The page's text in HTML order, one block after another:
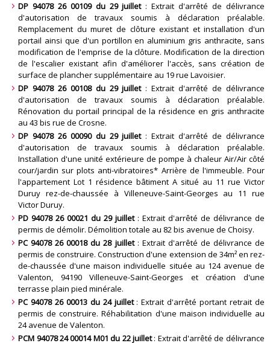
DP 94078 26 00109 du 29 juillet : Extrait d'arrêté de délivrance
d'autorisation de travaux soumis à déclaration préalable.
Remplacement du muret de clôture existant et installation d'un
portail ainsi que d'un portillon en aluminium gris anthracite, sans
modification de l'emprise de la clôture. Modification de la direction
de l'escalier existant afin d'améliorer l'accès, sans création de
surface de plancher supplémentaire au 19 rue Lavoisier.
DP 94078 26 00108 du 29 juillet : Extrait d'arrêté de délivrance
d'autorisation de travaux soumis à déclaration préalable.
Rénovation du portail principal de la résidence en gris anthracite
au 43 bis rue de Crosne.
DP 94078 26 00090 du 29 juillet : Extrait d'arrêté de délivrance
d'autorisation de travaux soumis à déclaration préalable.
Installation d'une unité extérieure de pompe à chaleur Air/Air côté
cour/jardin sur plots anti-vibratoires* Arrière de l'immeuble. Pour
l'appartement Lot 1 résidence bâtiment A situé au 11 rue Victor
Duruy rez-de-chaussée à Villeneuve-Saint-Georges au 11 rue
Victor Duruy.
PD 94078 26 00021 du 29 juillet : Extrait d'arrêté de délivrance de
permis de démolir. Démolition totale au 82 bis avenue de Choisy.
PC 94078 26 00018 du 28 juillet : Extrait d'arrêté de délivrance de
permis de construire. Construction d'une extension de 34m² en rez-
de-chaussée d'une maison individuelle située au 124 avenue de
Valenton, 94190 Villeneuve-Saint-Georges et création d'une
terrasse plain pied minérale.
PC 94078 26 00013 du 24 juillet : Extrait d'arrêté portant retrait de
permis de construire. Réhabilitation d'une maison individuelle au
24 avenue de Valenton.
PCM 94078 24 00014 M01 du 22 juillet: Extrait d'arrêté de délivrance